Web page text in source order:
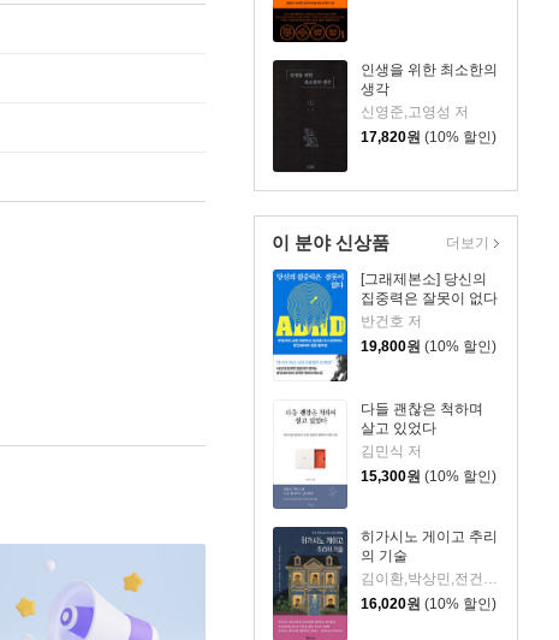
인생을 위한 최소한의
생각
신영준,고영성 저
17,820원 (10% 할인)
이 분야 신상품
[그래제본소] 당신의
집중력은 잘못이 없다
반건호 저
19,800원 (10% 할인)
다들 괜찮은 척하며
살고 있었다
김민식 저
15,300원 (10% 할인)
히가시노 게이고 추리
의 기술
김이환,박상민,전건우,정명섭,조동신 저
16,020원 (10% 할인)
더보기